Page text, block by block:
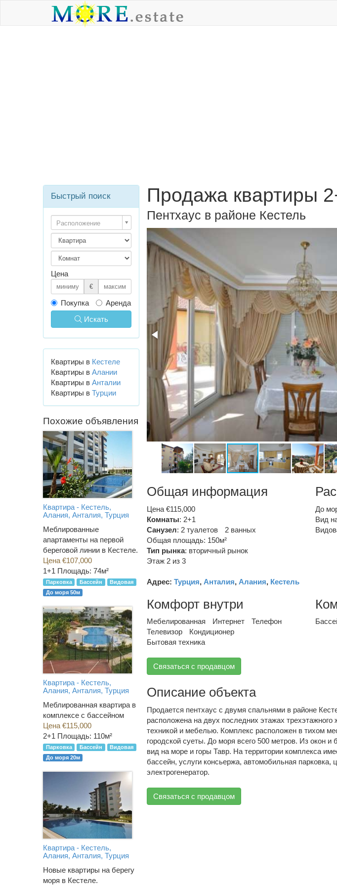
Продажа квартиры
Пентхаус в районе Кестель
Общая информация
Цена €115,000
Комнаты: 2+1
Санузел: 2 туалетов
2 ванных
Общая площадь: 150м²
Тип рынка: вторичный рынок
Этаж 2 из 3
Адрес: Турция, Анталия, Алания, Кестель
До
Вид
Комфорт внутри
Мебелированная Интернет
Телефон
Телевизор
Кондиционер
Бытовая техника
Связаться с продавцом
Описание объекта
Продается пентхаус с двумя спальнями в районе
расположена на двух последних этажах трехэтажного
техникой и мебелью. Комплекс расположен в тихом
городской суеты. До моря всего 500 метров. Из окон и
вид на море и горы Тавр. На территории комплекса
бассейн, услуги консьержа, автомобильная парковка,
электрогенератор.
Связаться с продавцом
Быстрый поиск
Расположение
Цена
€
Покупка
Аренда
Искать
Квартиры в Кестеле
Квартиры в Алании
Квартиры в Анталии
Квартиры в Турции
Похожие объявления
Квартира - Кестель,
Алания, Анталия, Турция
Меблированные
апартаменты на первой
береговой линии в Кестеле.
Цена €107,000
1+1 Площадь: 74м²
Парковка Бассейн
Видовая
До моря 50м
Квартира - Кестель,
Алания, Анталия, Турция
Меблированная квартира в
комплексе с бассейном
Цена €115,000
2+1 Площадь: 110м²
Парковка Бассейн
Видовая
До моря 20м
Квартира - Кестель,
Алания, Анталия, Турция
Новые квартиры на берегу
моря в Кестеле.